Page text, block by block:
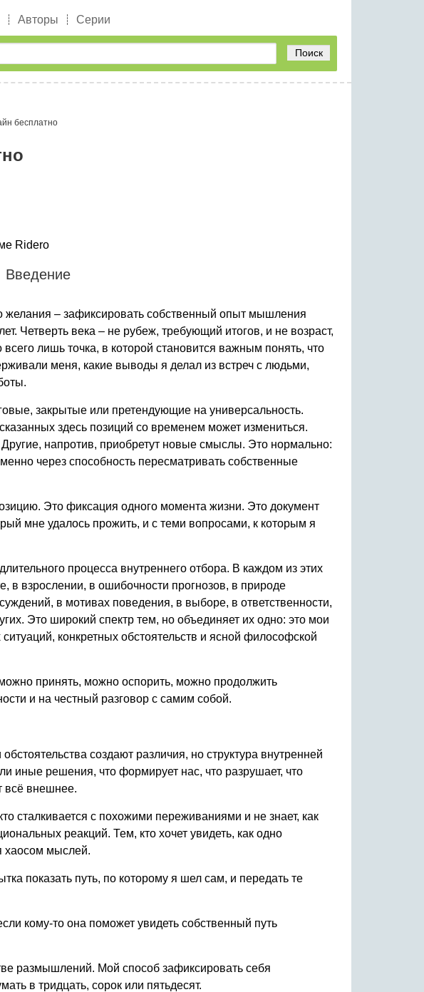
Авторы Серии
Поиск
бесплатно
Ridero
Введение
желания – зафиксировать собственный опыт мышления
Четверть века – не рубеж, требующий итогов, и не возраст,
лишь точка, в которой становится важным понять, что
меня, какие выводы я делал из встреч с людьми,
закрытые или претендующие на универсальность.
здесь позиций со временем может измениться.
напротив, приобретут новые смыслы. Это нормально:
через способность пересматривать собственные
Это фиксация одного момента жизни. Это документ
мне удалось прожить, и с теми вопросами, к которым я
процесса внутреннего отбора. В каждом из этих
в взрослении, в ошибочности прогнозов, в природе
в мотивах поведения, в выборе, в ответственности,
Это широкий спектр тем, но объединяет их одно: это мои
конкретных обстоятельств и ясной философской
принять, можно оспорить, можно продолжить
и на честный разговор с самим собой.
создают различия, но структура внутренней
иные решения, что формирует нас, что разрушает, что
всё внешнее.
сталкивается с похожими переживаниями и не знает, как
реакций. Тем, кто хочет увидеть, как одно
хаосом мыслей.
показать путь, по которому я шел сам, и передать те
кому-то она поможет увидеть собственный путь
размышлений. Мой способ зафиксировать себя
в тридцать, сорок или пятьдесят.